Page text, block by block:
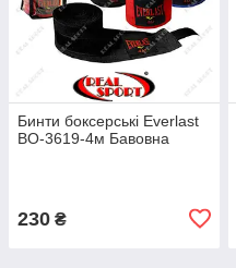
Бинти боксерські Everlast
BO-3619-4м Бавовна
230 ₴